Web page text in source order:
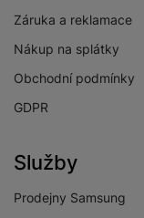
Záruka a reklamace
Nákup na splátky
Obchodní podmínky
GDPR
Služby
Prodejny Samsung